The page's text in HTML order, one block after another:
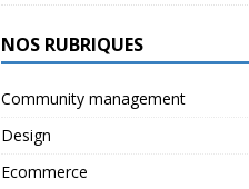
NOS RUBRIQUES
Community management
Design
Ecommerce